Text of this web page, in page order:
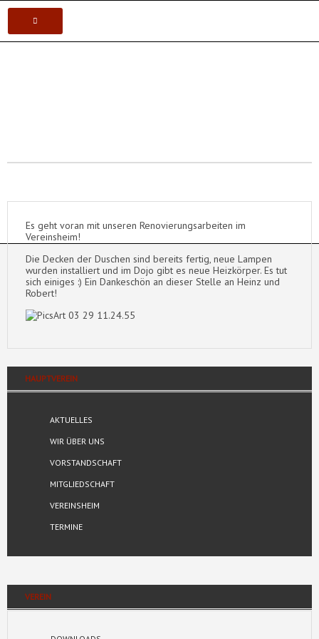
VOLLEYBALL
TISCHTENNIS
Es geht voran mit unseren Renovierungsarbeiten im
Vereinsheim!
Die Decken der Duschen sind bereits fertig, neue Lampen
wurden installiert und im Dojo gibt es neue Heizkörper. Es tut
sich einiges :) Ein Dankeschön an dieser Stelle an Heinz und
Robert!
HAUPTVEREIN
AKTUELLES
WIR ÜBER UNS
VORSTANDSCHAFT
MITGLIEDSCHAFT
VEREINSHEIM
TERMINE
VEREIN